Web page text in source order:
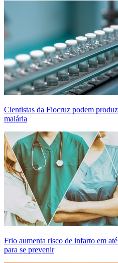
Cientistas da Fiocruz podem
malária
Frio aumenta risco de infarto em
para se prevenir